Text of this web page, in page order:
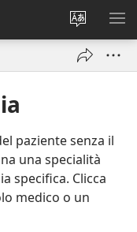
la
lingua
paziente senza il
una specialità
specifica. Clicca
medico o un